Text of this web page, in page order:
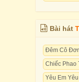
Bài hát
Đêm Cô
Chiếc Phao
Yêu Em